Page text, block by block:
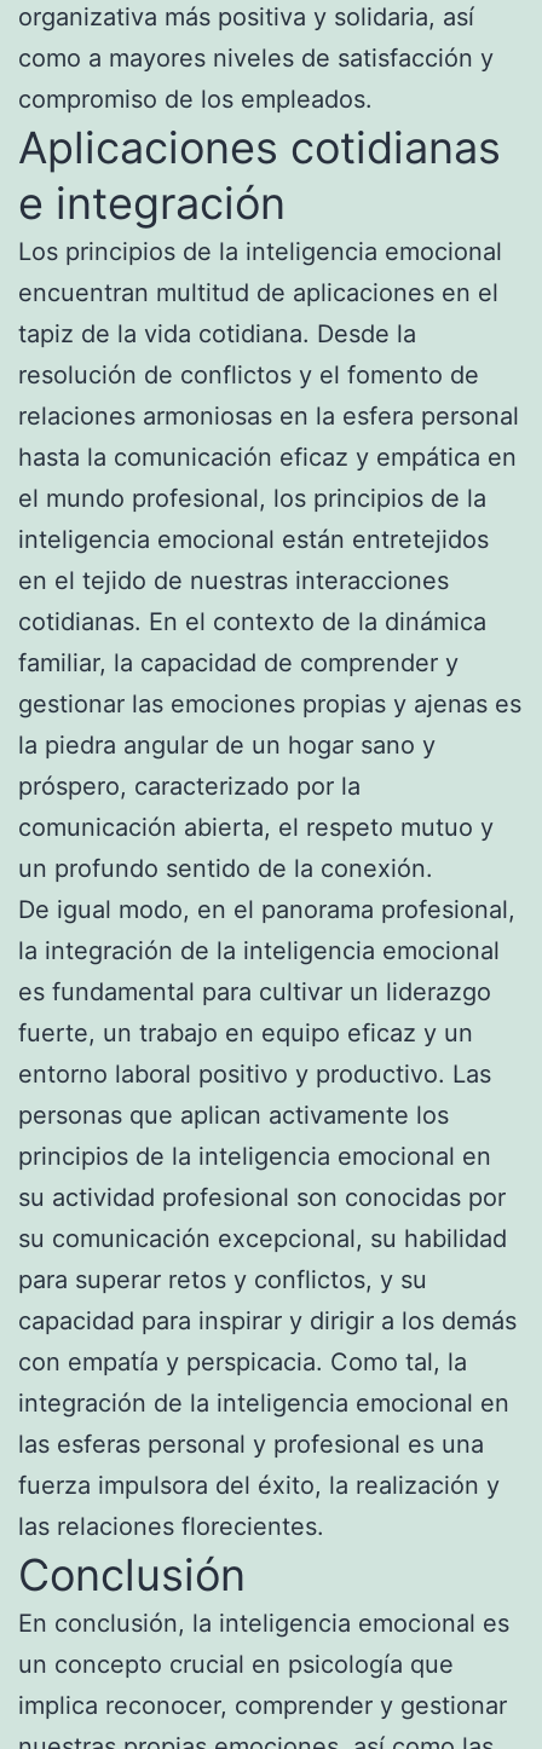
organizativa más positiva y solidaria, así
como a mayores niveles de satisfacción y
compromiso de los empleados.
Aplicaciones cotidianas
e integración
Los principios de la inteligencia emocional
encuentran multitud de aplicaciones en el
tapiz de la vida cotidiana. Desde la
resolución de conflictos y el fomento de
relaciones armoniosas en la esfera personal
hasta la comunicación eficaz y empática en
el mundo profesional, los principios de la
inteligencia emocional están entretejidos
en el tejido de nuestras interacciones
cotidianas. En el contexto de la dinámica
familiar, la capacidad de comprender y
gestionar las emociones propias y ajenas es
la piedra angular de un hogar sano y
próspero, caracterizado por la
comunicación abierta, el respeto mutuo y
un profundo sentido de la conexión.
De igual modo, en el panorama profesional,
la integración de la inteligencia emocional
es fundamental para cultivar un liderazgo
fuerte, un trabajo en equipo eficaz y un
entorno laboral positivo y productivo. Las
personas que aplican activamente los
principios de la inteligencia emocional en
su actividad profesional son conocidas por
su comunicación excepcional, su habilidad
para superar retos y conflictos, y su
capacidad para inspirar y dirigir a los demás
con empatía y perspicacia. Como tal, la
integración de la inteligencia emocional en
las esferas personal y profesional es una
fuerza impulsora del éxito, la realización y
las relaciones florecientes.
Conclusión
En conclusión, la inteligencia emocional es
un concepto crucial en psicología que
implica reconocer, comprender y gestionar